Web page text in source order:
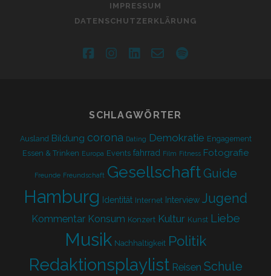
IMPRESSUM
DATENSCHUTZERKLÄRUNG
facebookinstagram
linkedin
email-spotify
SCHLAGWÖRTER
Ausland Bildung corona Dating Demokratie Engagement
Essen & Trinken Europa Events fahrrad Film Fitness Fotografie
Freunde Freundschaft GesellschaftGuide
Hamburg Identität Internet Interview Jugend
Kommentar Konsum Konzert Kultur Kunst Liebe
Musik Nachhaltigkeit Politik
Redaktionsplaylist Reisen Schule